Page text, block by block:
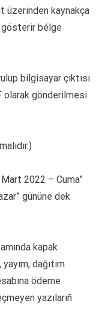
üzerinden kaynakça
gösterir bélge
bilgisayar çıktısı
olarak gönderilmesi
2022 – Cuma”
gününe dek
kapak
dağıtım
ödeme
yazılarıñ